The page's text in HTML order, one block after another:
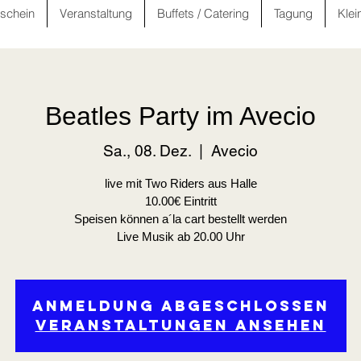
Veranstaltung Buffets / Catering Tagung
Beatles Party im Avecio
Sa., 08. Dez. Avecio
live mit Two Riders aus Halle
10.00€ Eintritt
Speisen können a´la cart bestellt werden
Live Musik ab 20.00 Uhr
Anmeldung abgeschlossen
Veranstaltungen ansehen